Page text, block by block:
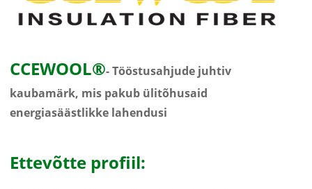
CCEWOOL®- Tööstusahjude juhtiv
kaubamärk, mis pakub ülitõhusaid
energiasäästlikke lahendusi
Ettevõtte profiil: